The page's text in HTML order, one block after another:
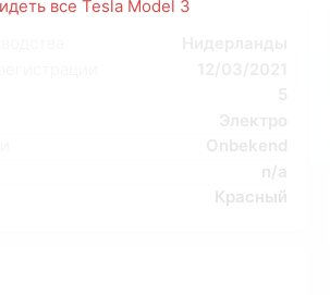
все Tesla Model 3
Onbekend
n/a
Красный